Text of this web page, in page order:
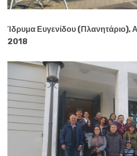
Ίδρυμα Ευγενίδου (Πλανητάριο),
2018